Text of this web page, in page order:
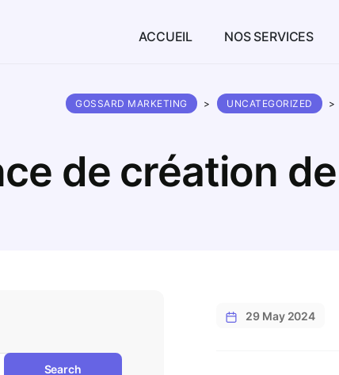
ACCUEIL NOS SERVICES
de création
GOSSARD MARKETING > UNCATEGORIZED >
29 May 2024